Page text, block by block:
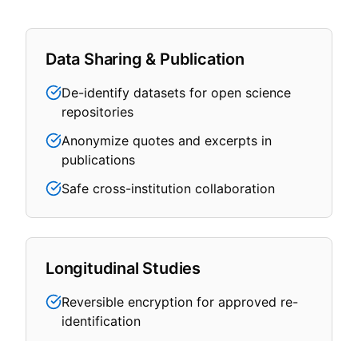
Data Sharing & Publication
De-identify datasets for open science
repositories
Anonymize quotes and excerpts in
publications
Safe cross-institution collaboration
Longitudinal Studies
Reversible encryption for approved re-
identification